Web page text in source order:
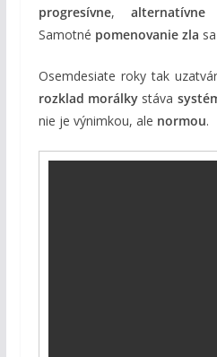
progresívne,alternatívne
Samotné pomenovanie zla
Osemdesiate roky tak
rozklad morálkystáva
nie je výnimkou, ale normou.